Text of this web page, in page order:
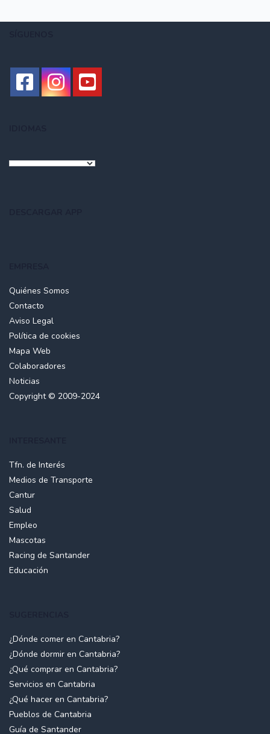
Quiénes Somos
Contacto
Aviso Legal
Política de cookies
Mapa Web
Colaboradores
Noticias
Copyright © 2009-2024
Tfn. de Interés
Medios de Transporte
Cantur
Salud
Empleo
Mascotas
Racing de Santander
Educación
¿Dónde comer en Cantabria?
¿Dónde dormir en Cantabria?
¿Qué comprar en Cantabria?
Servicios en Cantabria
¿Qué hacer en Cantabria?
Pueblos de Cantabria
Guía de Santander